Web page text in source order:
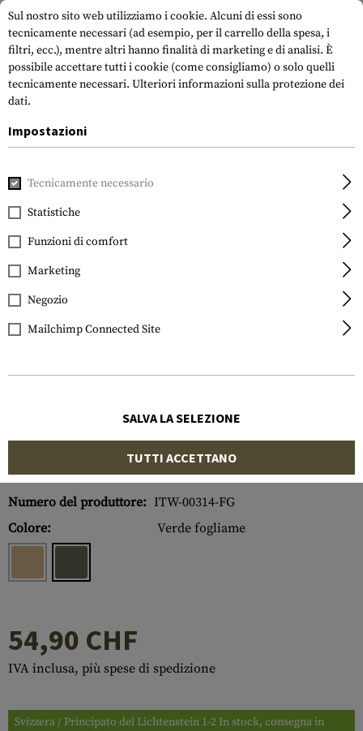
ITW Nexus
FastMag Gen III Belt
Numero di articolo:
10325321300
Numero del produttore: ITW-00314-FG
Colore:
Verde fogliame
54,90 CHF
IVA inclusa, più spese di spedizione
Svizzera / Principato del Lichtenstein 1-2 In stock, consegna in
Sul nostro sito web utilizziamo i cookie. Alcuni di essi sono
tecnicamente necessari (ad esempio, per il carrello della spesa, i
filtri, ecc.), mentre altri hanno finalità di marketing e di analisi. È
possibile accettare tutti i cookie (come consigliamo) o solo quelli
tecnicamente necessari. Ulteriori informazioni sulla protezione dei
dati.
Impostazioni
Tecnicamente necessario
Statistiche
Funzioni di comfort
Marketing
Negozio
Mailchimp Connected Site
SALVA LA SELEZIONE
TUTTI ACCETTANO